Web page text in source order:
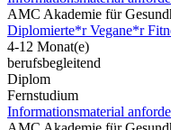
AMC Akademie für
Diplomierte*r Vegane*r
4-12 Monat(e)
berufsbegleitend
Diplom
Fernstudium
Informationsmaterial